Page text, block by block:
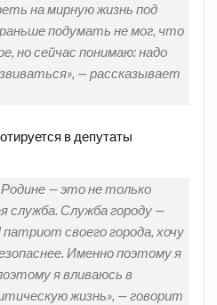
на мирную жизнь под
подумать не мог, что
но сейчас понимаю: надо
— рассказывает
в депутаты
— это не только
служба. Служба городу —
своего города, хочу
Именно поэтому я
я вливаюсь в
жизнь», — говорит